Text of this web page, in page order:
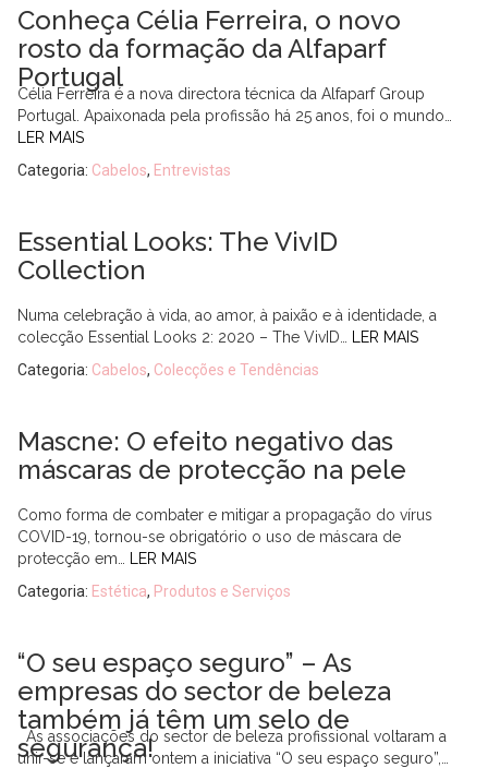
Conheça Célia Ferreira, o novo
rosto da formação da Alfaparf
Portugal
Célia Ferreira é a nova directora técnica da Alfaparf Group
Portugal. Apaixonada pela profissão há 25 anos, foi o mundo…
LER MAIS
Categoria: Cabelos, Entrevistas
Essential Looks: The VivID
Collection
Numa celebração à vida, ao amor, à paixão e à identidade, a
colecção Essential Looks 2: 2020 – The VivID…
LER MAIS
Categoria: Cabelos, Colecções e Tendências
Mascne: O efeito negativo das
máscaras de protecção na pele
Como forma de combater e mitigar a propagação do vírus
COVID-19, tornou-se obrigatório o uso de máscara de
protecção em…
LER MAIS
Categoria: Estética, Produtos e Serviços
“O seu espaço seguro” – As
empresas do sector de beleza
também já têm um selo de
segurança!
As associações do sector de beleza profissional voltaram a
unir-se e lançaram ontem a iniciativa “O seu espaço seguro”,…